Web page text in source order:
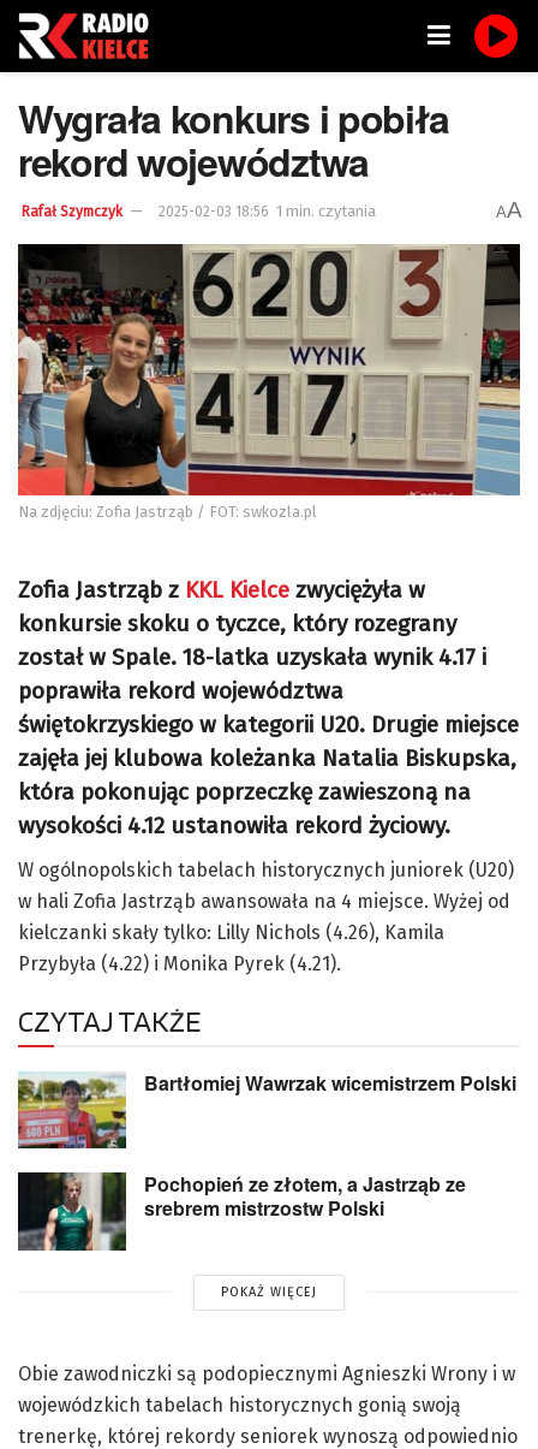
Wygrała konkurs i pobiła
rekord województwa
Rafał Szymczyk 2025-02-03 18:56 1 min. czytania AA
Na zdjęciu: Zofia Jastrząb / FOT: swkozla.pl
Zofia Jastrząb z KKL Kielce zwyciężyła w
konkursie skoku o tyczce, który rozegrany
został w Spale. 18-latka uzyskała wynik 4.17 i
poprawiła rekord województwa
świętokrzyskiego w kategorii U20. Drugie miejsce
zajęła jej klubowa koleżanka Natalia Biskupska,
która pokonując poprzeczkę zawieszoną na
wysokości 4.12 ustanowiła rekord życiowy.
W ogólnopolskich tabelach historycznych juniorek (U20)
w hali Zofia Jastrząb awansowała na 4 miejsce. Wyżej od
kielczanki skały tylko: Lilly Nichols (4.26), Kamila
Przybyła (4.22) i Monika Pyrek (4.21).
CZYTAJ TAKŻE
Bartłomiej Wawrzak wicemistrzem Polski
Pochopień ze złotem, a Jastrząb ze
srebrem mistrzostw Polski
POKAŻ WIĘCEJ
Obie zawodniczki są podopiecznymi Agnieszki Wrony i w
wojewódzkich tabelach historycznych gonią swoją
trenerkę, której rekordy seniorek wynoszą odpowiednio